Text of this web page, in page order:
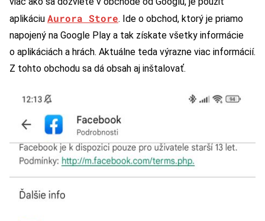
aplikáciu Aurora Store. Ide o obchod, ktorý je priamo
napojený na Google Play a tak získate všetky informácie
o aplikáciách a hrách. Aktuálne teda výrazne viac informácií.
Z tohto obchodu sa dá obsah aj inštalovať.